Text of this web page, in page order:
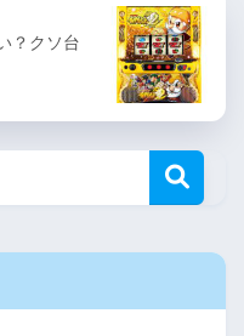
？クソ台